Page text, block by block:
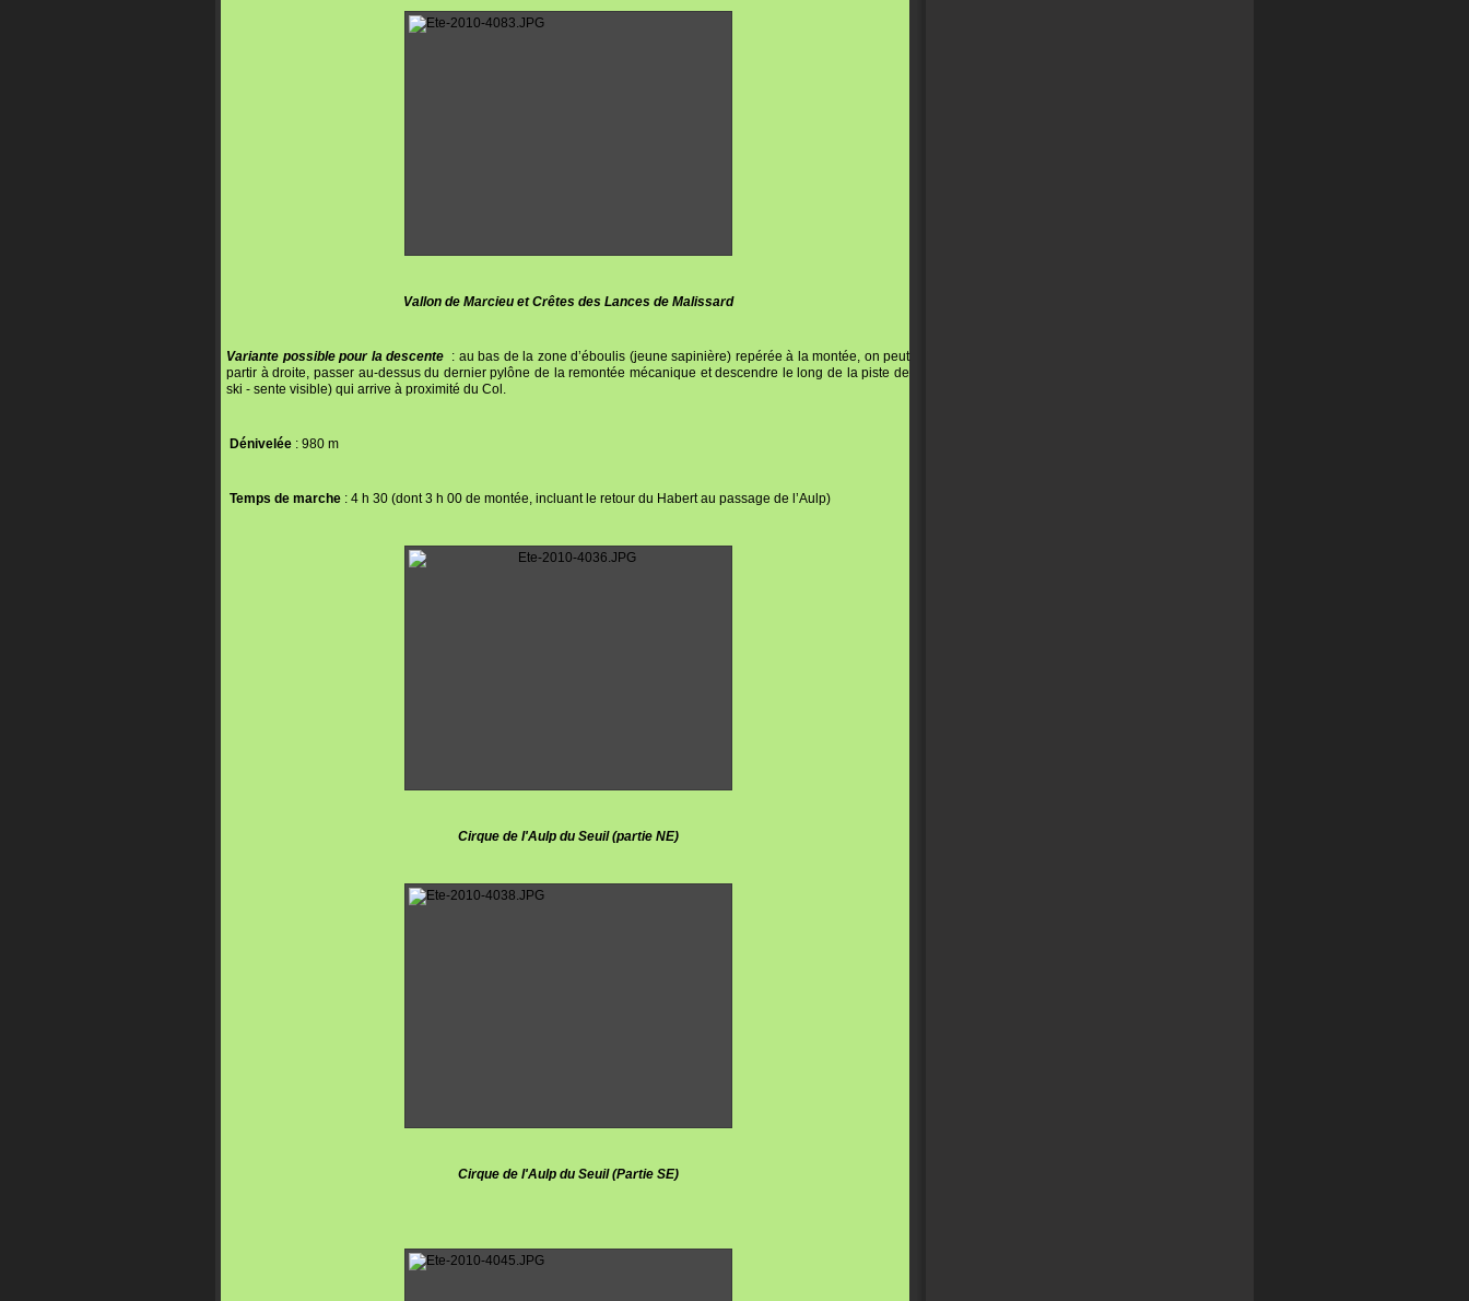
Vallon de Marcieu et Crêtes des Lances de Malissard
Variante possible pour la descente : au bas de la zone d’éboulis (jeune sapinière) repérée à la montée, on peut
partir à droite, passer au-dessus du dernier pylône de la remontée mécanique et descendre le long de la piste de
ski - sente visible) qui arrive à proximité du Col.
Dénivelée : 980 m
Temps de marche : 4 h 30 (dont 3 h 00 de montée, incluant le retour du Habert au passage de l’Aulp)
Cirque de l'Aulp du Seuil (partie NE)
Cirque de l'Aulp du Seuil (Partie SE)